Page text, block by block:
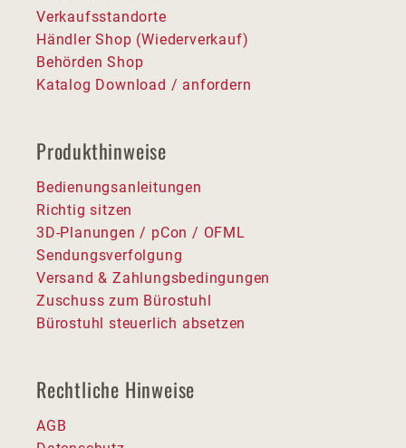
Verkaufsstandorte
Händler Shop (Wiederverkauf)
Behörden Shop
Katalog Download / anfordern
Produkthinweise
Bedienungsanleitungen
Richtig sitzen
3D-Planungen / pCon / OFML
Sendungsverfolgung
Versand & Zahlungsbedingungen
Zuschuss zum Bürostuhl
Bürostuhl steuerlich absetzen
Rechtliche Hinweise
AGB